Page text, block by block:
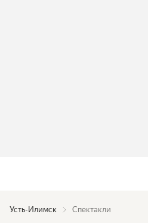
Усть-Илимск Спектакли